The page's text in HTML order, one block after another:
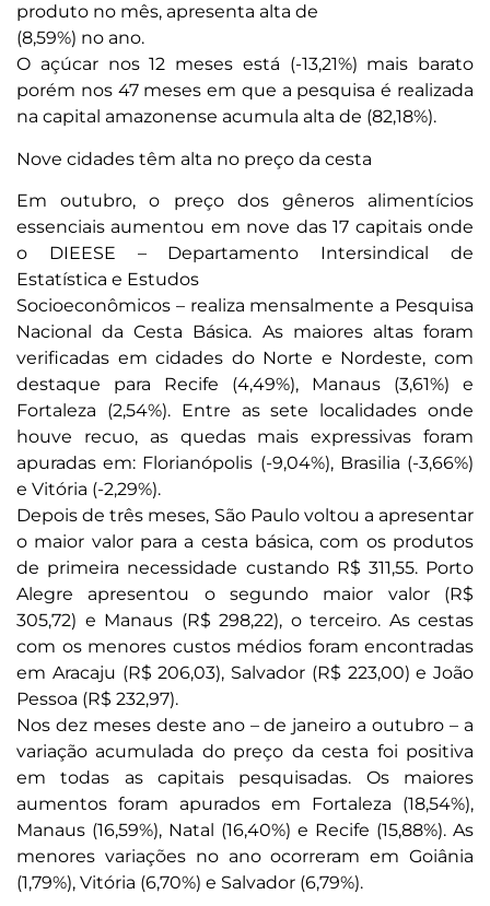
produto no mês, apresenta alta de
(8,59%) no ano.
O açúcar nos 12 meses está (-13,21%) mais barato
porém nos 47 meses em que a pesquisa é realizada
na capital amazonense acumula alta de (82,18%).
Nove cidades têm alta no preço da cesta
Em outubro, o preço dos gêneros alimentícios
essenciais aumentou em nove das 17 capitais onde
o DIEESE – Departamento Intersindical de
Estatística e Estudos
Socioeconômicos – realiza mensalmente a Pesquisa
Nacional da Cesta Básica. As maiores altas foram
verificadas em cidades do Norte e Nordeste, com
destaque para Recife (4,49%), Manaus (3,61%) e
Fortaleza (2,54%). Entre as sete localidades onde
houve recuo, as quedas mais expressivas foram
apuradas em: Florianópolis (-9,04%), Brasilia (-3,66%)
e Vitória (-2,29%).
Depois de três meses, São Paulo voltou a apresentar
o maior valor para a cesta básica, com os produtos
de primeira necessidade custando R$ 311,55. Porto
Alegre apresentou o segundo maior valor (R$
305,72) e Manaus (R$ 298,22), o terceiro. As cestas
com os menores custos médios foram encontradas
em Aracaju (R$ 206,03), Salvador (R$ 223,00) e João
Pessoa (R$ 232,97).
Nos dez meses deste ano – de janeiro a outubro – a
variação acumulada do preço da cesta foi positiva
em todas as capitais pesquisadas. Os maiores
aumentos foram apurados em Fortaleza (18,54%),
Manaus (16,59%), Natal (16,40%) e Recife (15,88%). As
menores variações no ano ocorreram em Goiânia
(1,79%), Vitória (6,70%) e Salvador (6,79%).